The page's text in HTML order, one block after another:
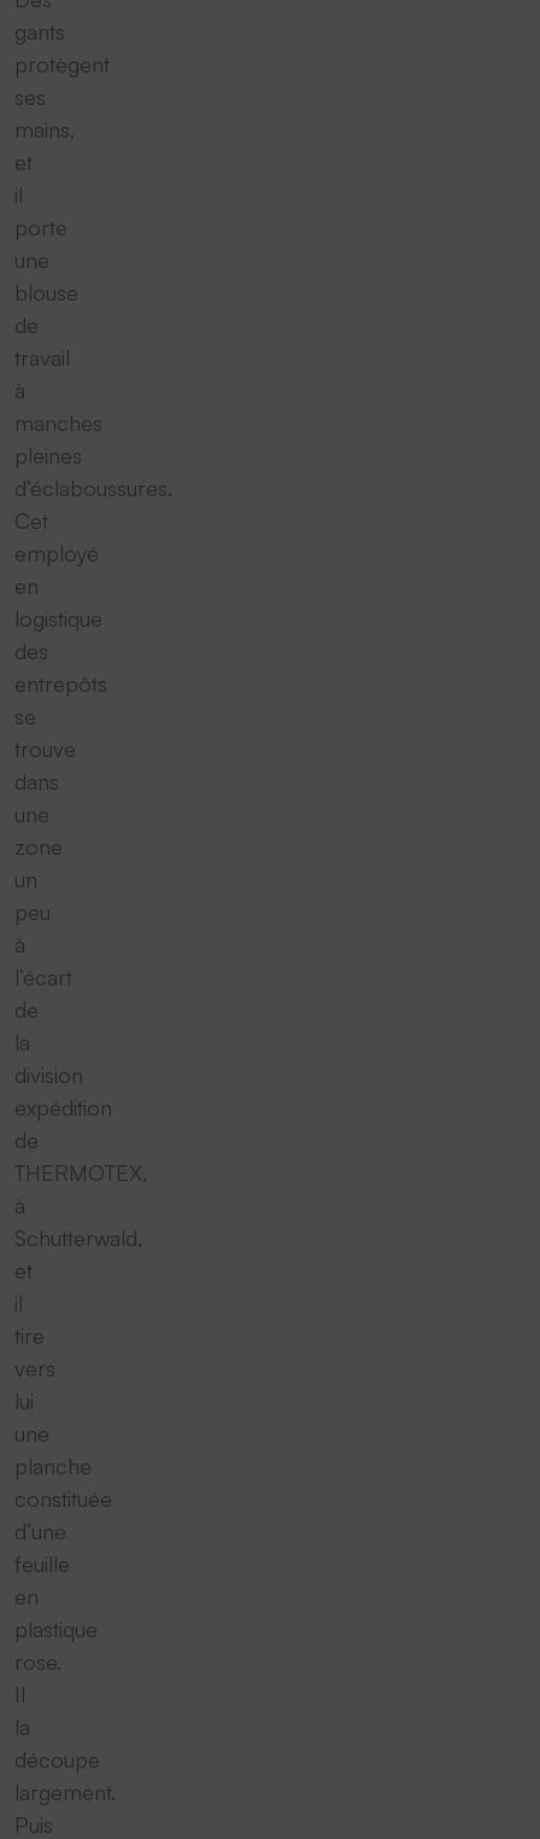
gants
protègent
ses
mains,
et
il
porte
une
blouse
de
travail
à
manches
pleines
d’éclaboussures.
Cet
employé
en
logistique
des
entrepôts
se
trouve
dans
une
zone
un
peu
à
l’écart
de
la
division
expédition
de
THERMOTEX,
à
Schutterwald,
et
il
tire
vers
lui
une
planche
constituée
d’une
feuille
en
plastique
rose.
Il
la
découpe
largement.
Puis